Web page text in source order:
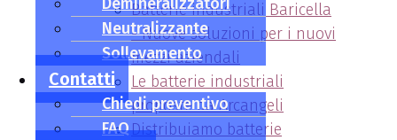
Neutralizzante
Sollevamento
Contatti
Chiedi preventivo
FAQ
Batterie industriali Baricella
- Nuove soluzioni per i nuovi
mezzi aziendali
Le batterie industriali
proposte da Arcangeli
Distribuiamo batterie